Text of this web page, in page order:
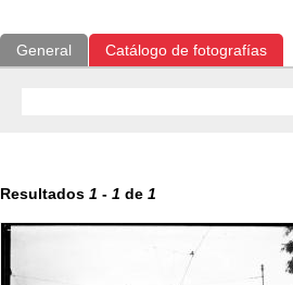
General Catálogo de fotografías
Resultados 1 - 1 de 1